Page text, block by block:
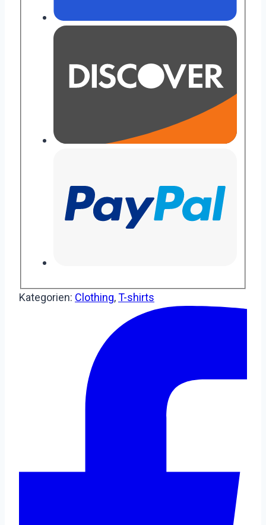
Kategorien: Clothing,T-shirts